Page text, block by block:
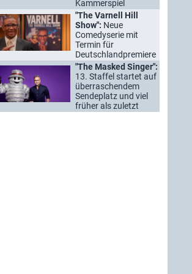
Kammerspiel
"The Varnell Hill
Show": Neue
Comedyserie mit
Termin für
Deutschlandpremiere
"The Masked Singer":
13. Staffel startet auf
überraschendem
Sendeplatz und viel
früher als zuletzt